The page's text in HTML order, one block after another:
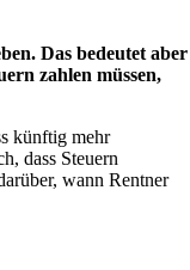
Das bedeutet aber
zahlen müssen,
künftig mehr
dass Steuern
wann Rentner